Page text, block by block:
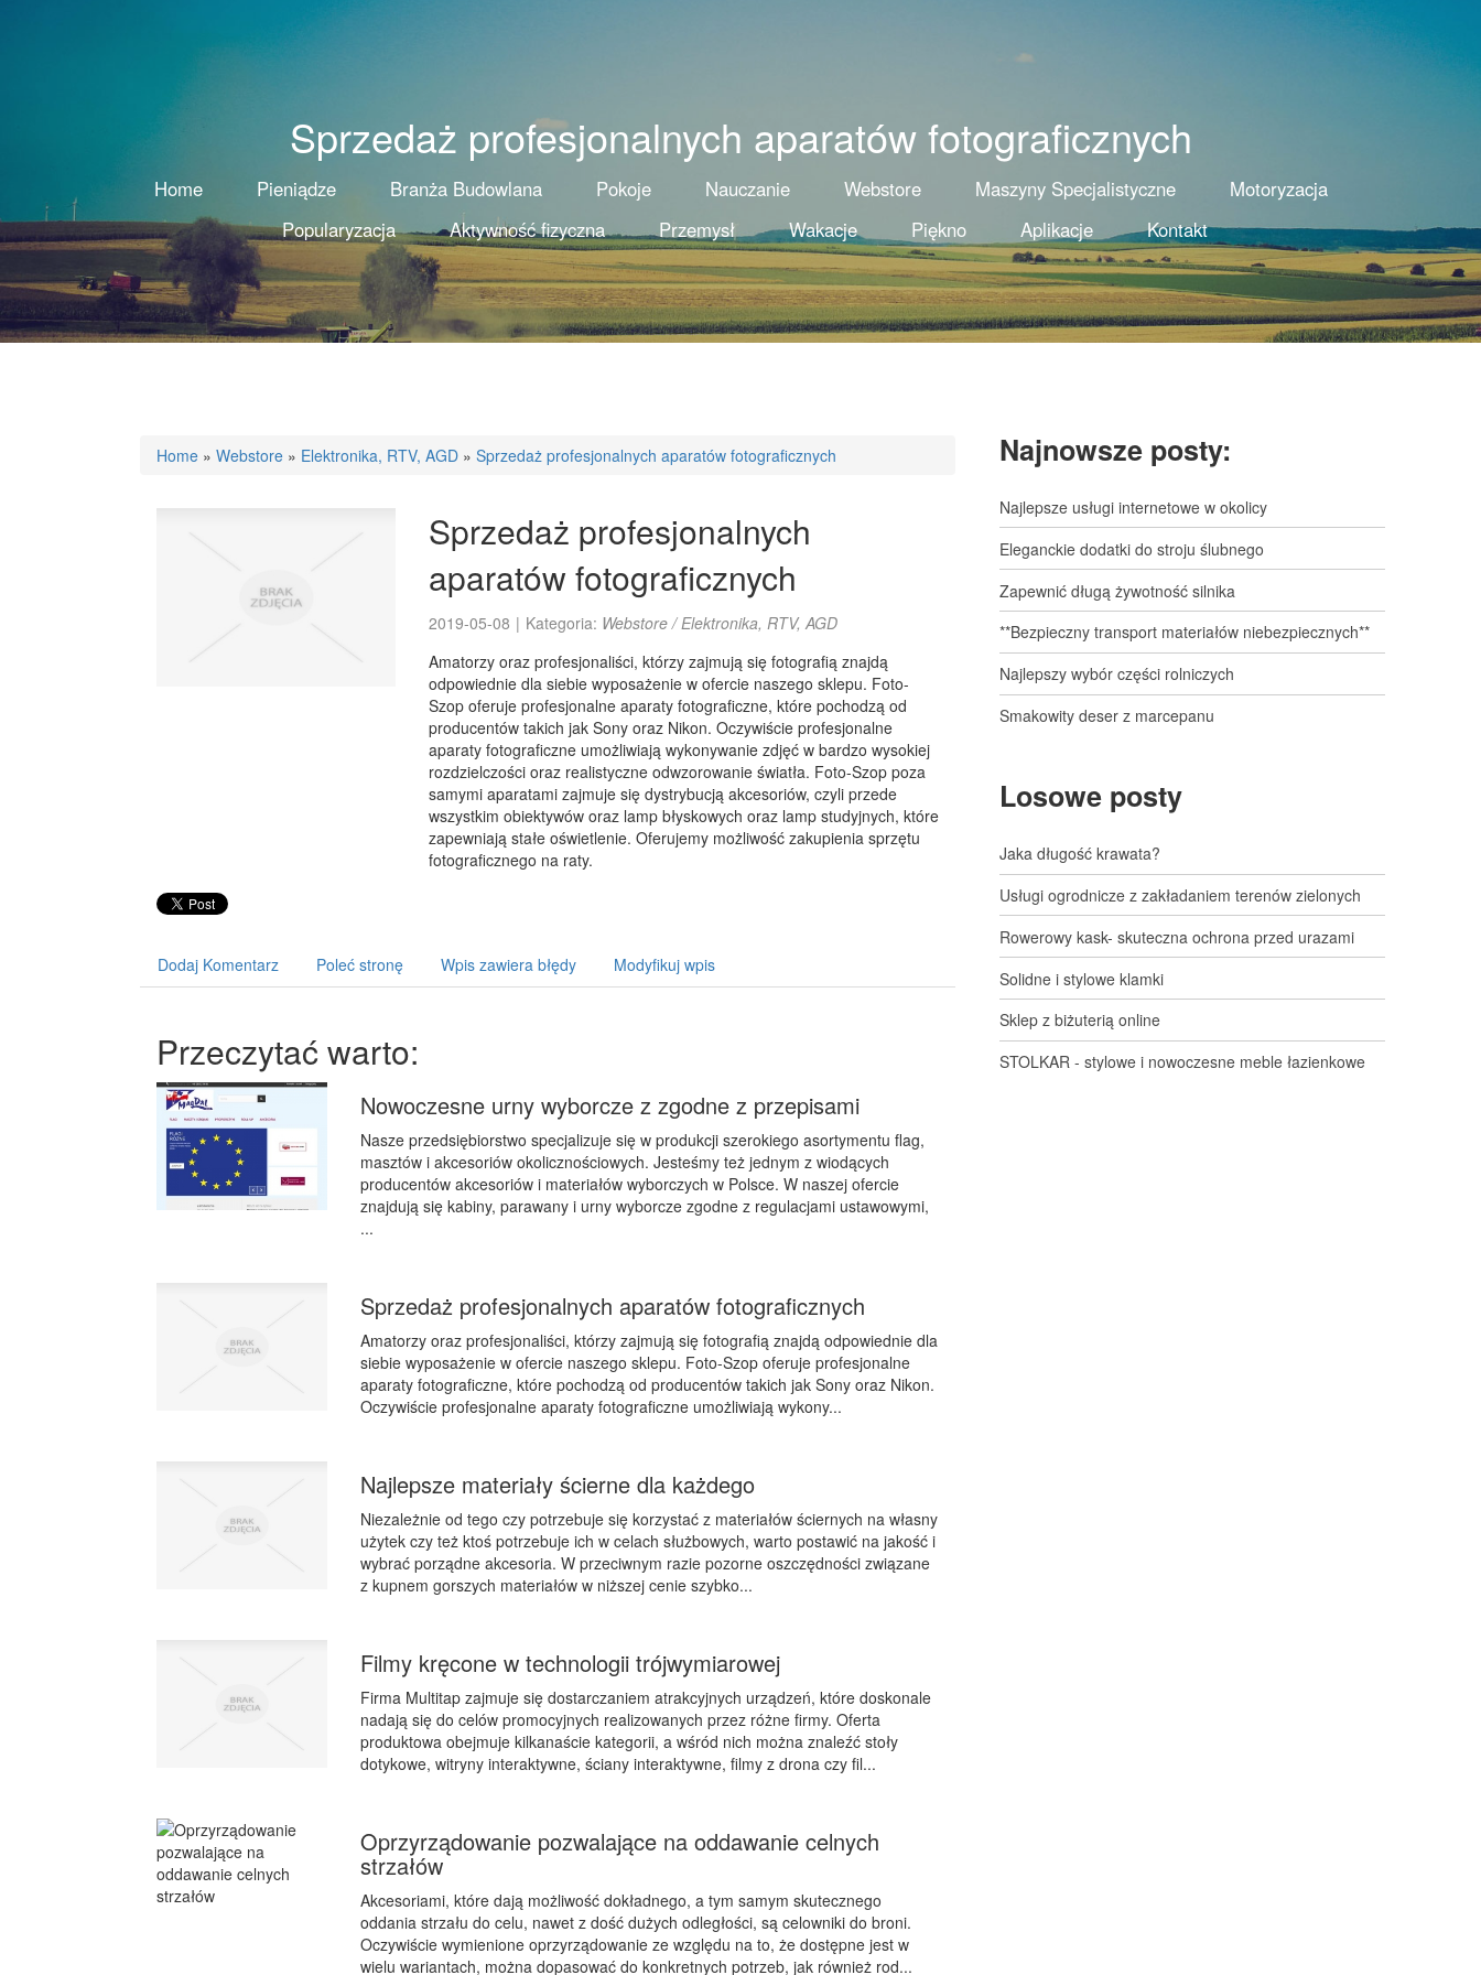
Sprzedaż profesjonalnych aparatów fotograficznych
Home Pieniądze Branża Budowlana Pokoje Nauczanie Webstore Maszyny Specjalistyczne
Motoryzacja
Popularyzacja
Aktywność fizyczna Przemysł Wakacje Piękno Aplikacje Kontakt
Home » Webstore » Elektronika, RTV, AGD » Sprzedaż profesjonalnych aparatów fotograficznych
Sprzedaż profesjonalnych
aparatów fotograficznych
2019-05-08 | Kategoria: Webstore / Elektronika, RTV, AGD
Amatorzy oraz profesjonaliści, którzy zajmują się fotografią znajdą
odpowiednie dla siebie wyposażenie w ofercie naszego sklepu. Foto-
Szop oferuje profesjonalne aparaty fotograficzne, które pochodzą od
producentów takich jak Sony oraz Nikon. Oczywiście profesjonalne
aparaty fotograficzne umożliwiają wykonywanie zdjęć w bardzo wysokiej
rozdzielczości oraz realistyczne odwzorowanie światła. Foto-Szop poza
samymi aparatami zajmuje się dystrybucją akcesoriów, czyli przede
wszystkim obiektywów oraz lamp błyskowych oraz lamp studyjnych, które
zapewniają stałe oświetlenie. Oferujemy możliwość zakupienia sprzętu
fotograficznego na raty.
Dodaj Komentarz Poleć stronę Wpis zawiera błędy Modyfikuj wpis
Przeczytać warto:
Nowoczesne urny wyborcze z zgodne z przepisami
Nasze przedsiębiorstwo specjalizuje się w produkcji szerokiego asortymentu flag,
masztów i akcesoriów okolicznościowych. Jesteśmy też jednym z wiodących
producentów akcesoriów i materiałów wyborczych w Polsce. W naszej ofercie
znajdują się kabiny, parawany i urny wyborcze zgodne z regulacjami ustawowymi,
...
Sprzedaż profesjonalnych aparatów fotograficznych
Amatorzy oraz profesjonaliści, którzy zajmują się fotografią znajdą odpowiednie dla
siebie wyposażenie w ofercie naszego sklepu. Foto-Szop oferuje profesjonalne
aparaty fotograficzne, które pochodzą od producentów takich jak Sony oraz Nikon.
Oczywiście profesjonalne aparaty fotograficzne umożliwiają wykony...
Najlepsze materiały ścierne dla każdego
Niezależnie od tego czy potrzebuje się korzystać z materiałów ściernych na własny
użytek czy też ktoś potrzebuje ich w celach służbowych, warto postawić na jakość i
wybrać porządne akcesoria. W przeciwnym razie pozorne oszczędności związane
z kupnem gorszych materiałów w niższej cenie szybko...
Filmy kręcone w technologii trójwymiarowej
Firma Multitap zajmuje się dostarczaniem atrakcyjnych urządzeń, które doskonale
nadają się do celów promocyjnych realizowanych przez różne firmy. Oferta
produktowa obejmuje kilkanaście kategorii, a wśród nich można znaleźć stoły
dotykowe, witryny interaktywne, ściany interaktywne, filmy z drona czy fil...
Oprzyrządowanie pozwalające na oddawanie celnych
strzałów
Akcesoriami, które dają możliwość dokładnego, a tym samym skutecznego
oddania strzału do celu, nawet z dość dużych odległości, są celowniki do broni.
Oczywiście wymienione oprzyrządowanie ze względu na to, że dostępne jest w
wielu wariantach, można dopasować do konkretnych potrzeb, jak również rod...
Najnowsze posty:
Najlepsze usługi internetowe w okolicy
Eleganckie dodatki do stroju ślubnego
Zapewnić długą żywotność silnika
**Bezpieczny transport materiałów niebezpiecznych**
Najlepszy wybór części rolniczych
Smakowity deser z marcepanu
Losowe posty
Jaka długość krawata?
Usługi ogrodnicze z zakładaniem terenów zielonych
Rowerowy kask- skuteczna ochrona przed urazami
Solidne i stylowe klamki
Sklep z biżuterią online
STOLKAR - stylowe i nowoczesne meble łazienkowe